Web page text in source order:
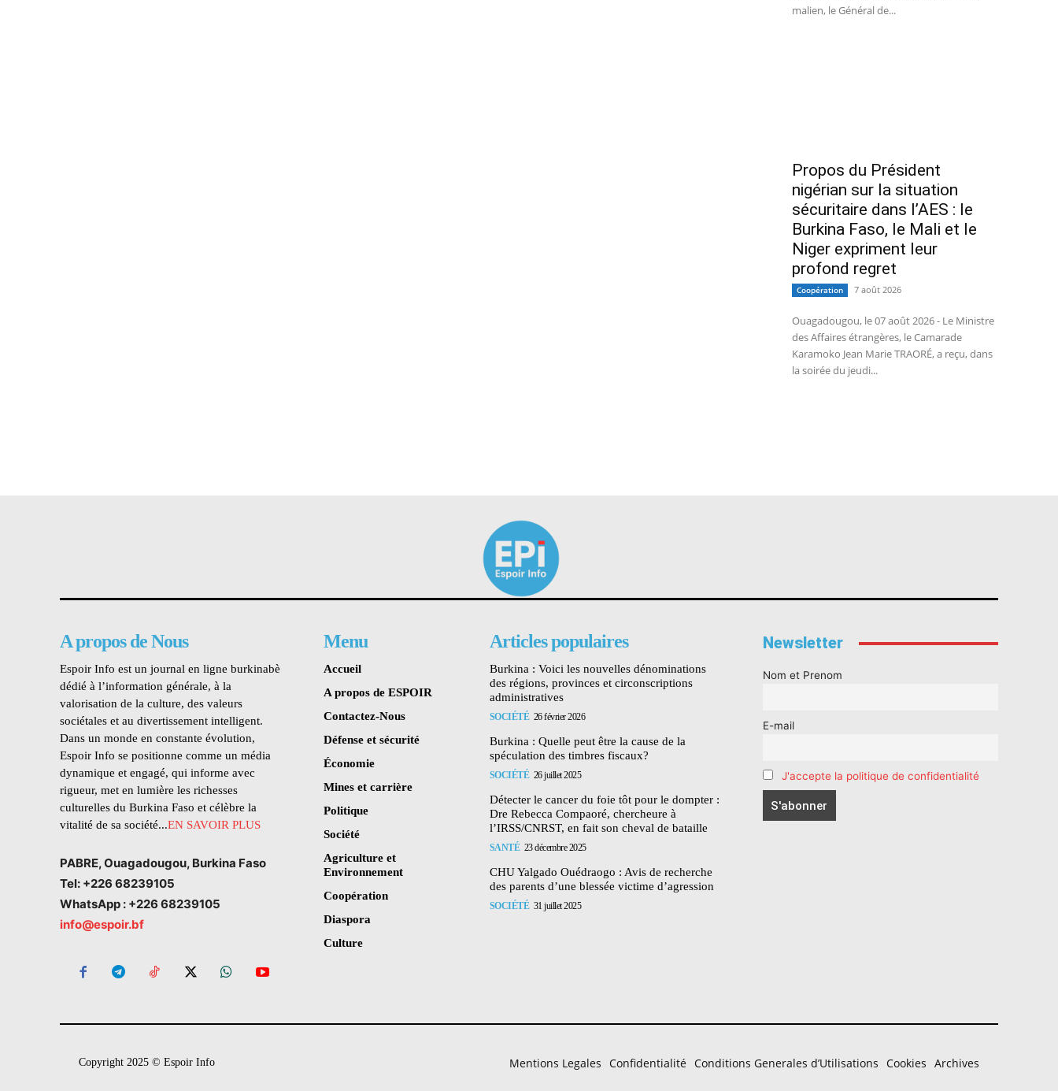
malien, le Général de...
Propos du Président
nigérian sur la situation
sécuritaire dans l’AES : le
Burkina Faso, le Mali et le
Niger expriment leur
profond regret
Coopération 7 août 2026
Ouagadougou, le 07 août 2026 - Le Ministre
des Affaires étrangères, le Camarade
Karamoko Jean Marie TRAORÉ, a reçu, dans
la soirée du jeudi...
A propos de Nous
Espoir Info est un journal en ligne burkinabè
dédié à l’information générale, à la
valorisation de la culture, des valeurs
sociétales et au divertissement intelligent.
Dans un monde en constante évolution,
Espoir Info se positionne comme un média
dynamique et engagé, qui informe avec
rigueur, met en lumière les richesses
culturelles du Burkina Faso et célèbre la
vitalité de sa société...EN SAVOIR PLUS
PABRE, Ouagadougou, Burkina Faso
Tel: +226 68239105
WhatsApp : +226 68239105
info@espoir.bf
Menu
Accueil
A propos de ESPOIR
Contactez-Nous
Défense et sécurité
Économie
Mines et carrière
Politique
Société
Agriculture et
Environnement
Coopération
Diaspora
Culture
Articles populaires
Burkina : Voici les nouvelles dénominations
des régions, provinces et circonscriptions
administratives
SOCIÉTÉ 26 février 2026
Burkina : Quelle peut être la cause de la
spéculation des timbres fiscaux?
SOCIÉTÉ 26 juillet 2025
Détecter le cancer du foie tôt pour le dompter :
Dre Rebecca Compaoré, chercheure à
l’IRSS/CNRST, en fait son cheval de bataille
SANTÉ 23 décembre 2025
CHU Yalgado Ouédraogo : Avis de recherche
des parents d’une blessée victime d’agression
SOCIÉTÉ 31 juillet 2025
Newsletter
Nom et Prenom
E-mail
J'accepte la politique de confidentialité
Copyright 2025 © Espoir Info Mentions Legales Confidentialité Conditions Generales d’Utilisations Cookies Archives